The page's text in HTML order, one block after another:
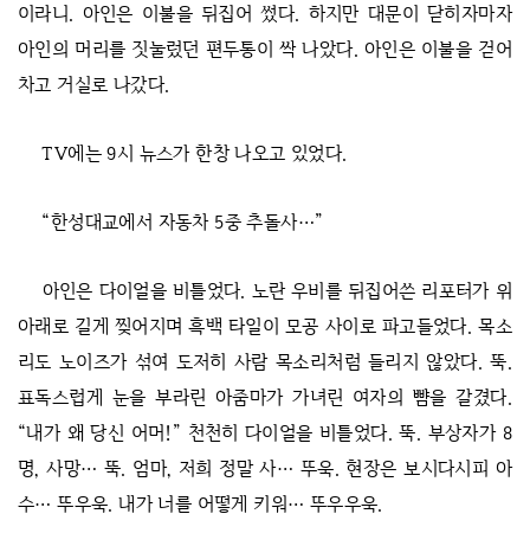
이라니. 아인은 이불을 뒤집어 썼다. 하지만 대문이 닫히자마자
아인의 머리를 짓눌렀던 편두통이 싹 나았다. 아인은 이불을 걷어
차고 거실로 나갔다.
TV에는 9시 뉴스가 한창 나오고 있었다.
“한성대교에서 자동차 5중 추돌사…”
아인은 다이얼을 비틀었다. 노란 우비를 뒤집어쓴 리포터가 위
아래로 길게 찢어지며 흑백 타일이 모공 사이로 파고들었다. 목소
리도 노이즈가 섞여 도저히 사람 목소리처럼 들리지 않았다. 뚝.
표독스럽게 눈을 부라린 아줌마가 가녀린 여자의 뺨을 갈겼다.
“내가 왜 당신 어머!” 천천히 다이얼을 비틀었다. 뚝. 부상자가 8
명, 사망… 뚝. 엄마, 저희 정말 사… 뚜욱. 현장은 보시다시피 아
수… 뚜우욱. 내가 너를 어떻게 키워… 뚜우우욱.